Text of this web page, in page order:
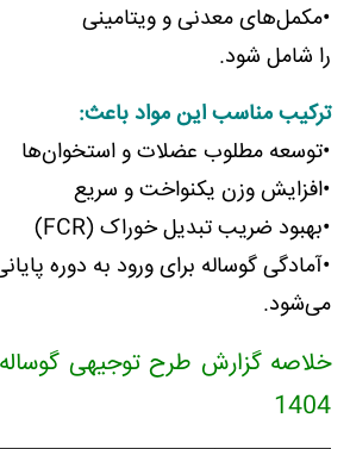
•مکمل‌های معدنی و ویتامینی
را شامل شود.
ترکیب مناسب این مواد باعث:
•توسعه مطلوب عضلات و استخوان‌ها
•افزایش وزن یکنواخت و سریع
•بهبود ضریب تبدیل خوراک (FCR)
•آمادگی گوساله برای ورود به دوره
می‌شود.
1404